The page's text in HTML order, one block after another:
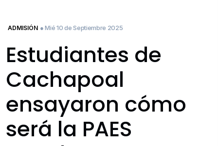
ADMISIÓN ● Mié 10 de Septiembre 2025
Estudiantes de
Cachapoal
ensayaron cómo
será la PAES